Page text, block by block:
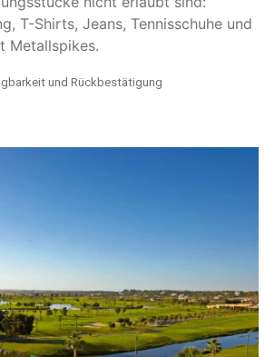
T-Shirts, Jeans, Tennisschuhe und
Metallspikes.
und Rückbestätigung